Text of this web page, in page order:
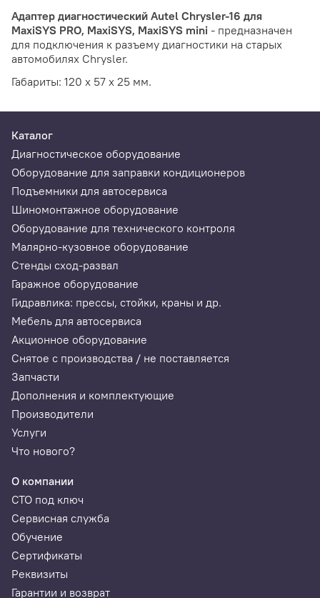
Адаптер диагностический Autel Chrysler-16 для
MaxiSYS PRO, MaxiSYS, MaxiSYS mini - предназначен
для подключения к разъему диагностики на старых
автомобилях Chrysler.
Габариты: 120 х 57 х 25 мм.
Каталог
Диагностическое оборудование
Оборудование для заправки кондиционеров
Подъемники для автосервиса
Шиномонтажное оборудование
Оборудование для технического контроля
Малярно-кузовное оборудование
Стенды сход-развал
Гаражное оборудование
Гидравлика: прессы, стойки, краны и др.
Мебель для автосервиса
Акционное оборудование
Снятое с производства / не поставляется
Запчасти
Дополнения и комплектующие
Производители
Услуги
Что нового?
О компании
СТО под ключ
Сервисная служба
Обучение
Сертификаты
Реквизиты
Гарантии и возврат